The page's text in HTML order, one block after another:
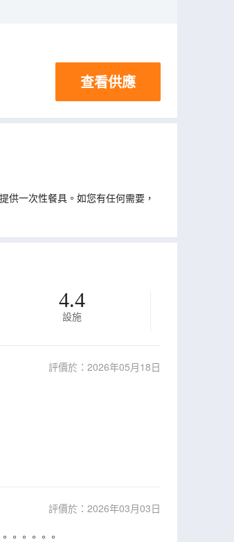
查看供應
供一次性餐具。如您有任何需要，
4.4
設施
評價於：2026年05月18日
評價於：2026年03月03日
。。。。。